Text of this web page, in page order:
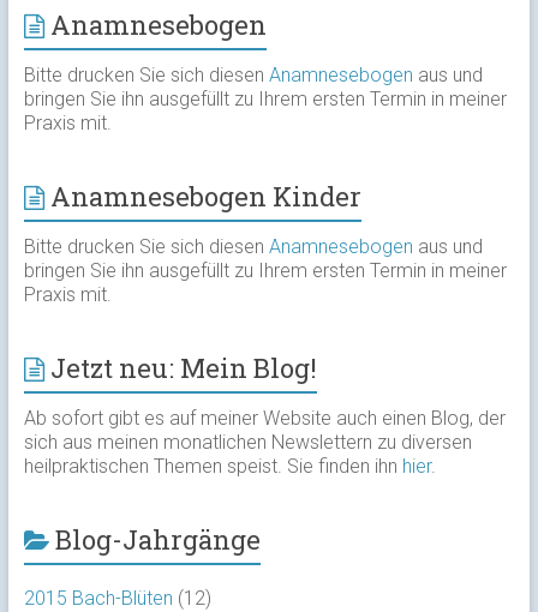
Anamnesebogen
Bitte drucken Sie sich diesen Anamnesebogen aus und
bringen Sie ihn ausgefüllt zu Ihrem ersten Termin in meiner
Praxis mit.
Anamnesebogen Kinder
Bitte drucken Sie sich diesen Anamnesebogen aus und
bringen Sie ihn ausgefüllt zu Ihrem ersten Termin in meiner
Praxis mit.
Jetzt neu: Mein Blog!
Ab sofort gibt es auf meiner Website auch einen Blog, der
sich aus meinen monatlichen Newslettern zu diversen
heilpraktischen Themen speist. Sie finden ihn hier.
Blog-Jahrgänge
2015 Bach-Blüten (12)